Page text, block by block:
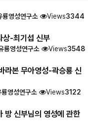
룡영성연구소 Views3344
상-최기섭 신부
룡영성연구소 Views3548
라본 무아영성-곽승룡 신
룡영성연구소 Views3122
방 신부님의 영성에 관한